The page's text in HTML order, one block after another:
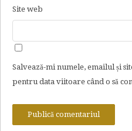
Site web
Salvează-mi numele, emailul și
pentru data viitoare când o să